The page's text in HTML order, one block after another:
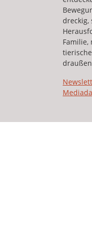
dreckig,